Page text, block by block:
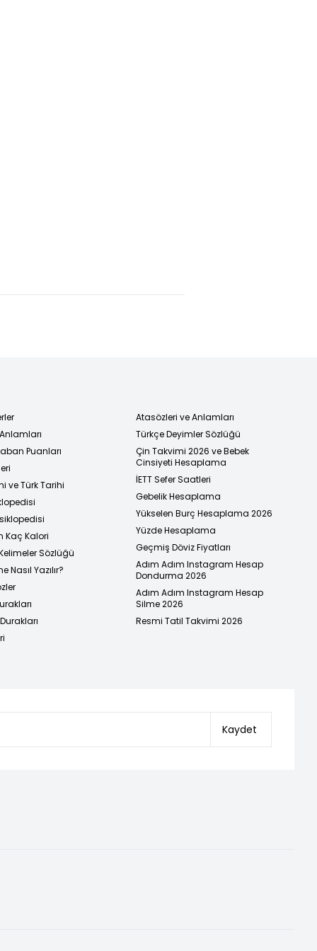
Puanları
ve Türk Tarihi
Kaç Kalori
Sözlüğü
Nasıl Yazılır?
Atasözleri ve Anlamları
Türkçe Deyimler Sözlüğü
Çin Takvimi 2026 ve Bebek
Cinsiyeti Hesaplama
İETT Sefer Saatleri
Gebelik Hesaplama
Yükselen Burç Hesaplama 2026
Yüzde Hesaplama
Geçmiş Döviz Fiyatları
Adım Adım Instagram Hesap
Dondurma 2026
Adım Adım Instagram Hesap
Silme 2026
Resmi Tatil Takvimi 2026
Kaydet